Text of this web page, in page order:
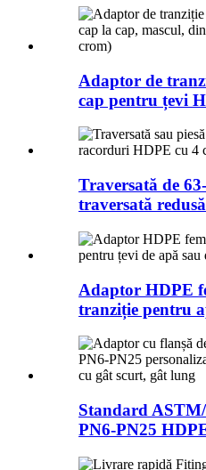
Adaptor de
cap pentru țevi
Traversată de
traversată
Adaptor HDPE
tranziție pentru
Standard
PN6-PN25